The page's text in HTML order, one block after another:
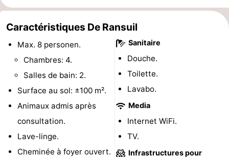
Églises
Points
vue
Attractions
Croisières
-
Caractéristiques De Ransuil
Max. 8 personen.
Chambres: 4.
Salles de bain: 2.
Surface au sol: ±100 m².
Animaux admis après
consultation.
Lave-linge.
Cheminée à foyer ouvert.
Sanitaire
Douche.
Toilette.
Lavabo.
Media
Internet WiFi.
TV.
Infrastructures pour